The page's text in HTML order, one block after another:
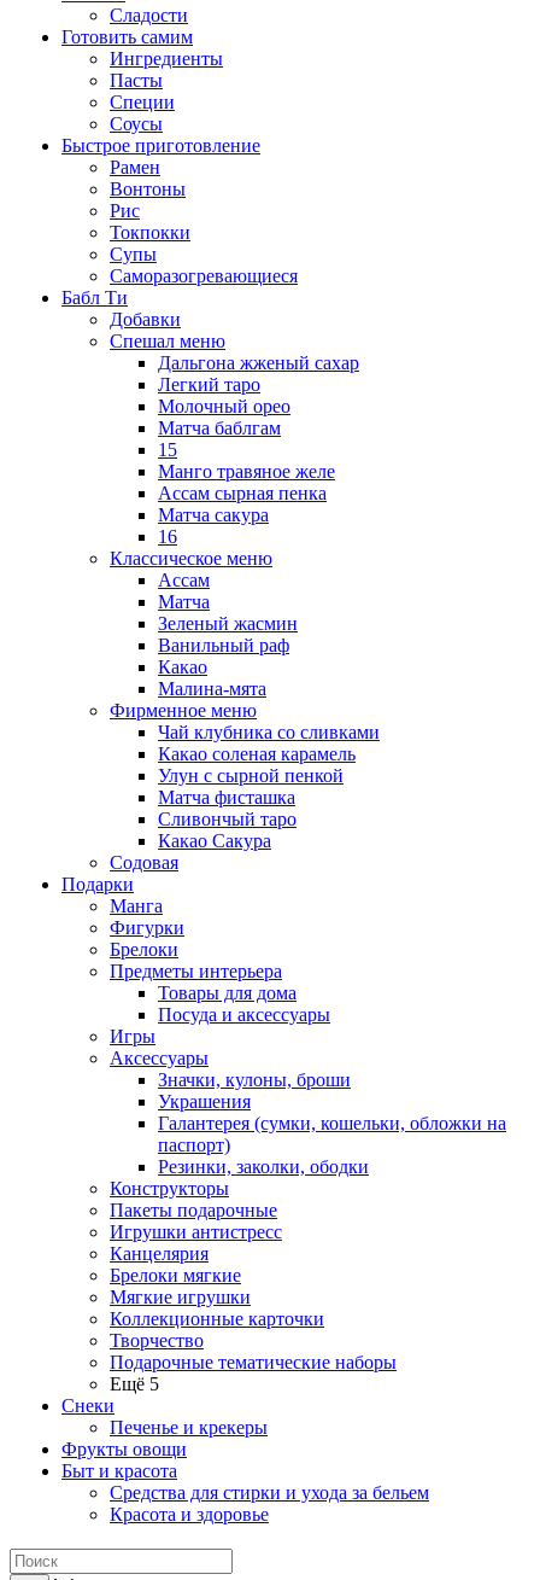
Сладости
Готовить самим
Ингредиенты
Пасты
Специи
Соусы
Быстрое приготовление
Рамен
Вонтоны
Рис
Токпокки
Супы
Саморазогревающиеся
Бабл Ти
Добавки
Спешал меню
Дальгона жженый сахар
Легкий таро
Молочный орео
Матча баблгам
15
Манго травяное желе
Ассам сырная пенка
Матча сакура
16
Классическое меню
Ассам
Матча
Зеленый жасмин
Ванильный раф
Какао
Малина-мята
Фирменное меню
Чай клубника со сливками
Какао соленая карамель
Улун с сырной пенкой
Матча фисташка
Сливончый таро
Какао Сакура
Содовая
Подарки
Манга
Фигурки
Брелоки
Предметы интерьера
Товары для дома
Посуда и аксессуары
Игры
Аксессуары
Значки, кулоны, броши
Украшения
Галантерея (сумки, кошельки, обложки на
паспорт)
Резинки, заколки, ободки
Конструкторы
Пакеты подарочные
Игрушки антистресс
Канцелярия
Брелоки мягкие
Мягкие игрушки
Коллекционные карточки
Творчество
Подарочные тематические наборы
Ещё 5
Снеки
Печенье и крекеры
Фрукты овощи
Быт и красота
Средства для стирки и ухода за бельем
Красота и здоровье